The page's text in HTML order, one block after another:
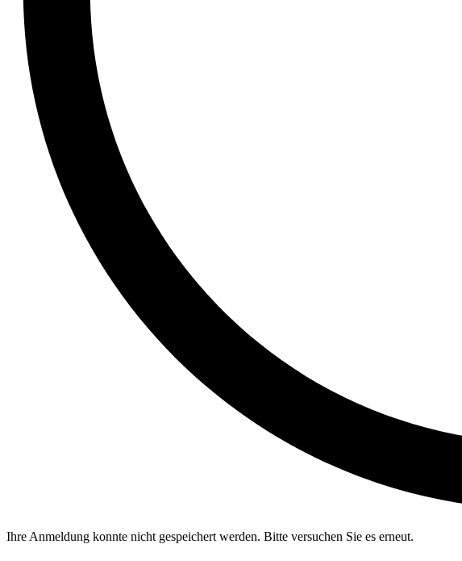
Ihre Anmeldung konnte nicht gespeichert werden. Bitte versuchen Sie es erneut.